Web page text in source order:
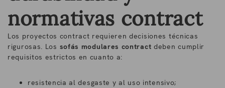
normativas contract
Los proyectos contract requieren decisiones técnicas
rigurosas. Los sofás modulares contract deben cumplir
requisitos estrictos en cuanto a:
resistencia al desgaste y al uso intensivo;